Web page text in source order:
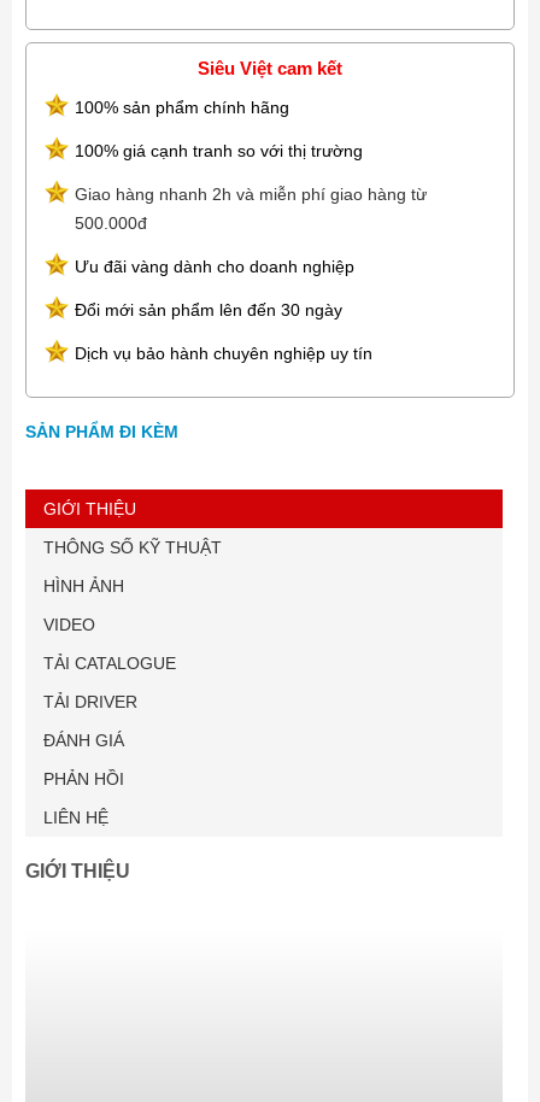
Siêu Việt cam kết
100% sản phẩm chính hãng
100% giá cạnh tranh so với thị trường
Giao hàng nhanh 2h và miễn phí giao hàng từ
500.000đ
Ưu đãi vàng dành cho doanh nghiệp
Đổi mới sản phẩm lên đến 30 ngày
Dịch vụ bảo hành chuyên nghiệp uy tín
SẢN PHẨM ĐI KÈM
GIỚI THIỆU
THÔNG SỐ KỸ THUẬT
HÌNH ẢNH
VIDEO
TẢI CATALOGUE
TẢI DRIVER
ĐÁNH GIÁ
PHẢN HỒI
LIÊN HỆ
GIỚI THIỆU